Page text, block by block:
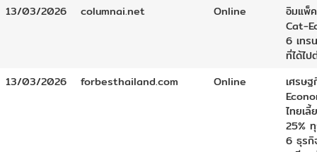
13/03/2026
columnai.net Online
อิมแพ็
Cat-
6 เทร
ที่ได้ไป
13/03/2026
forbesthailand.com Online
เศรษ
ไทยเ
25%
6 ธุรกิ